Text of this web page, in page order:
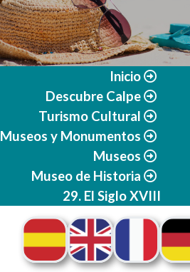
Inicio
Descubre Calpe
Turismo Cultural
Museos y Monumentos
Museos
Museo de Historia
29. El Siglo XVIII